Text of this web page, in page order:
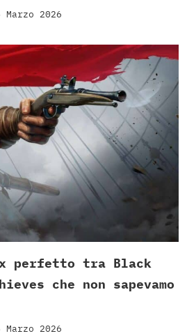
Marzo 2026
perfetto tra Black
che non sapevamo
Marzo 2026